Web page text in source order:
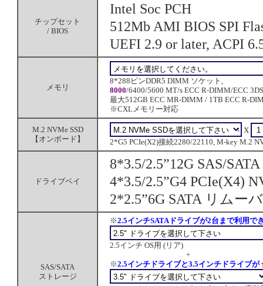
チップセット
/ BIOS
Intel Soc PCH
512Mb AMI BIOS SPI
UEFI 2.9 or later, ACPI
メモリ
8*288ピンDDR5 DIMM ソケット,
8000/6400/5600 MT/s ECC R-DIMM/ECC
最大512GB ECC MR-DIMM / 1TB ECC R-
※CXLメモリー対応
M.2 NVMe SSD
【オンボード】
X
2*G5 PCIe(X2)接続2280/22110, M-key M.2
ドライブベイ
8*3.5/2.5”12G SAS/
4*3.5/2.5”G4 PCIe(X4)
2*2.5”6G SATA リムー
SAS/SATA
ストレージ
※2.5インチSATAドライブが2台まで利用で
2.5インチ OS用 (リア)
+
※2.5インチドライブと3.5インチドライブが